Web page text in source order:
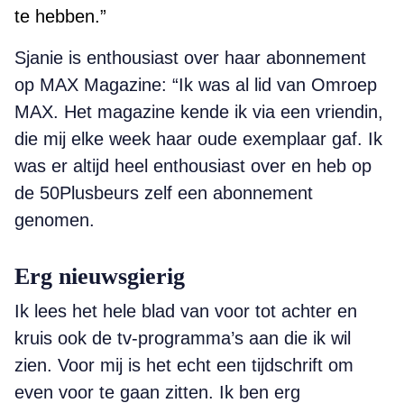
te hebben.”
Sjanie is enthousiast over haar abonnement
op MAX Magazine: “Ik was al lid van Omroep
MAX. Het magazine kende ik via een vriendin,
die mij elke week haar oude exemplaar gaf. Ik
was er altijd heel enthousiast over en heb op
de 50Plusbeurs zelf een abonnement
genomen.
Erg nieuwsgierig
Ik lees het hele blad van voor tot achter en
kruis ook de tv-programma’s aan die ik wil
zien. Voor mij is het echt een tijdschrift om
even voor te gaan zitten. Ik ben erg